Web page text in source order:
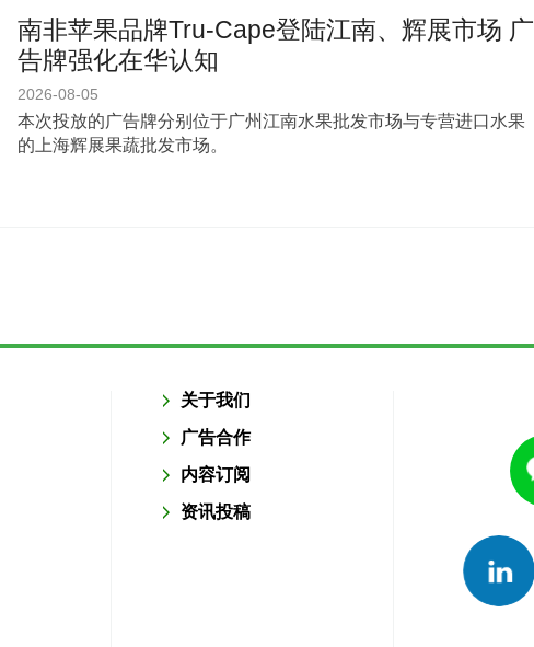
南非苹果品牌Tru-Cape登陆江南、辉展市场 广
告牌强化在华认知
2026-08-05
本次投放的广告牌分别位于广州江南水果批发市场与专营进口水果
的上海辉展果蔬批发市场。
关于我们
广告合作
内容订阅
资讯投稿